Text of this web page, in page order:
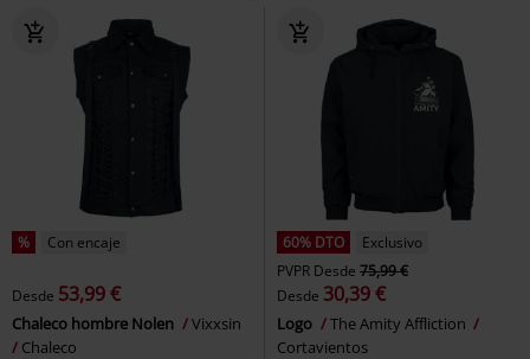
% Con encaje
Desde 53,99 €
Chaleco hombre Nolen
Vixxsin
Chaleco
60% DTO
Exclusivo
PVPR Desde 75,99 €
Desde 30,39 €
Logo
The Amity Affliction
Cortavientos